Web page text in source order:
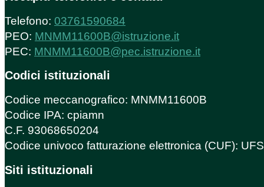
Telefono: 03761590684
PEO: MNMM11600B@istruzione.it
PEC: MNMM11600B@pec.istruzione.it
Codici istituzionali
Codice meccanografico: MNMM11600B
Codice IPA: cpiamn
C.F. 93068650204
Codice univoco fatturazione elettronica (CUF):
Siti istituzionali